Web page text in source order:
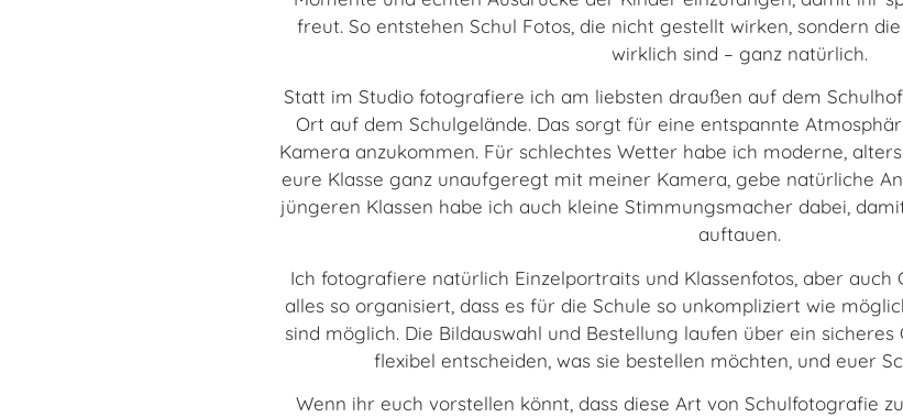
freut. So entstehen Schul Fotos, die nicht gestellt wirken, sondern
wirklich sind – ganz natürlich.
Statt im Studio fotografiere ich am liebsten draußen auf dem
Ort auf dem Schulgelände. Das sorgt für eine entspannte
Kamera anzukommen. Für schlechtes Wetter habe ich moderne,
eure Klasse ganz unaufgeregt mit meiner Kamera, gebe natürliche
jüngeren Klassen habe ich auch kleine Stimmungsmacher dabei,
auftauen.
Ich fotografiere natürlich Einzelportraits und Klassenfotos, aber auch
alles so organisiert, dass es für die Schule so unkompliziert wie
sind möglich. Die Bildauswahl und Bestellung laufen über ein
flexibel entscheiden, was sie bestellen möchten, und euer
Wenn ihr euch vorstellen könnt, dass diese Art von Schulfotografie